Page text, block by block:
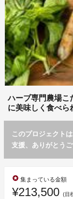
ハーブ専門農場こ
に美味しく食べら
このプロジェクト
支援、ありがとうご
stars 集まっている金額
¥213,500 (目